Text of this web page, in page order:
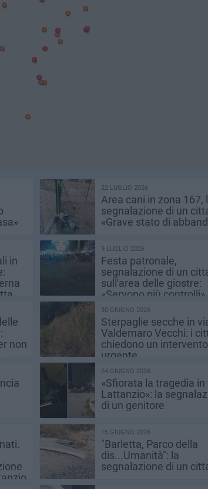
22 LUGLIO 2026
Area cani in zona 167,
segnalazione di un
«Grave stato di
in
9 LUGLIO 2026
Festa patronale,
segnalazione di un
sull'area delle giostre:
«Servono più controlli»
non
30 GIUGNO 2026
Sterpaglie secche in
Valdemaro Vecchi: i
chiedono un intervento
urgente
24 GIUGNO 2026
«Sfiorata la tragedia in
Lattanzio»: la
di un genitore
15 GIUGNO 2026
"Barletta, Parco della
dis...Umanità": la
segnalazione di un